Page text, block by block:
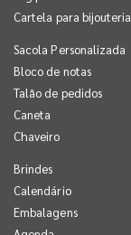
Cartela para bijouteria
Sacola Personalizada
Bloco de notas
Talão de pedidos
Caneta
Chaveiro
Brindes
Calendário
Embalagens